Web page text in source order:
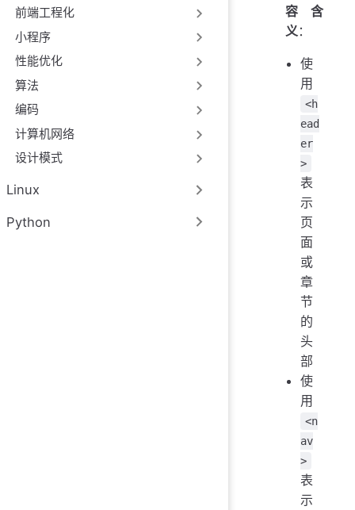
前端工程化
小程序
性能优化
算法
编码
计算机网络
设计模式
Linux
Python
容含
义 ：
使
用
<h
ead
er
>
表
示
页
面
或
章
节
的
头
部
使
用
<n
av
>
表
示